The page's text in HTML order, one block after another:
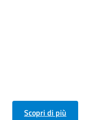
Scopri di più